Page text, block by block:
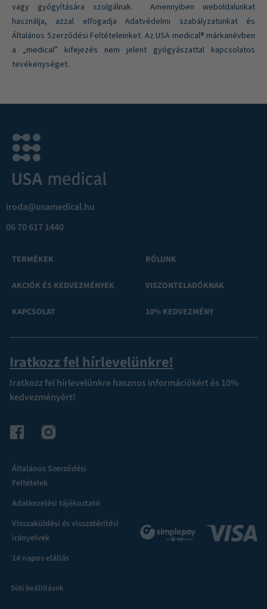
vagy gyógyítására szolgálnak. Amennyiben weboldalunkat
használja, azzal elfogadja Adatvédelmi szabályzatunkat és
Általános Szerződési Feltételeinket. Az USA medical® márkanévben
a „medical” kifejezés nem jelent gyógyászattal kapcsolatos
tevékenységet.
iroda@usamedical.hu
06 70 617 1440
TERMÉKEK
AKCIÓK ÉS KEDVEZMÉNYEK
KAPCSOLAT
RÓLUNK
VISZONTELADÓKNAK
10% KEDVEZMÉNY
Iratkozz fel hírlevelünkre!
Iratkozz fel hírlevelünkre hasznos információkért és 10%
kedvezményért!
Általános Szerződési
Feltételek
Adatkezelési tájékoztató
Visszaküldési és visszatérítési
irányelvek
14 napos elállás
Süti beállítások